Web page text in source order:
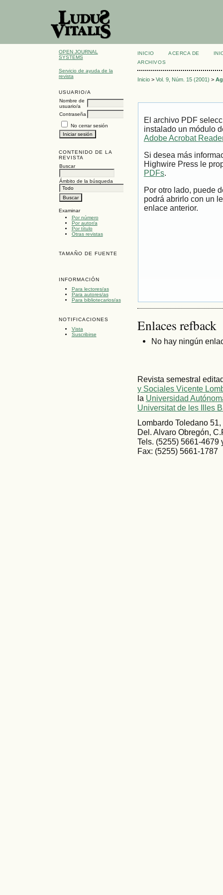
OPEN JOURNAL
SYSTEMS
Servicio de ayuda de la
revista
USUARIO/A
Nombre de
usuario/a
Contraseña
No cerrar sesión
CONTENIDO DE LA
REVISTA
Buscar
Ámbito de la búsqueda
Examinar
Por número
Por autor/a
Por título
Otras revistas
TAMAÑO DE FUENTE
INFORMACIÓN
Para lectores/as
Para autores/as
Para bibliotecarios/as
NOTIFICACIONES
Vista
Suscribirse
INICIO ACERCA DE
ARCHIVOS
Inicio> Vol. 9, Núm. 15 (2001) >
El archivo PDF
instalado un módulo
Adobe Acrobat
Si desea más
Highwire Press le
PDFs.
Por otro lado, puede
podrá abrirlo con un
enlace anterior.
Enlaces refback
No hay ningún
Revista semestral
y Sociales Vicente
la Universidad
Universitat de les Illes
Lombardo Toledano
Del. Alvaro Obregón,
Tels. (5255) 5661-4679
Fax: (5255) 5661-1787